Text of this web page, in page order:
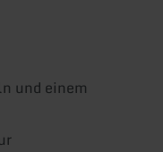
und einem